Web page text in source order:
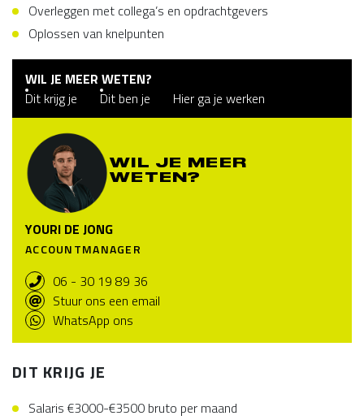
Overleggen met collega’s en opdrachtgevers
Oplossen van knelpunten
WIL JE MEER WETEN?
Dit krijg je
Dit ben je Hier ga je werken
WIL JE MEER
WETEN?
YOURI DE JONG
ACCOUNTMANAGER
06 - 30 19 89 36
Stuur ons een email
WhatsApp ons
DIT KRIJG JE
Salaris €3000-€3500 bruto per maand